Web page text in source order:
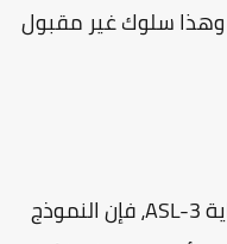
سلوك غير مقبول
رغم أن Anthropic طبقت نظام الحماية ASL-3، فإن النموذج